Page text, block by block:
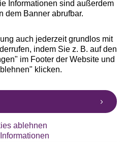
Informationen sind außerdem
dem Banner abrufbar.
auch jederzeit grundlos mit
indem Sie z. B. auf den
im Footer der Website und
klicken.
ablehnen